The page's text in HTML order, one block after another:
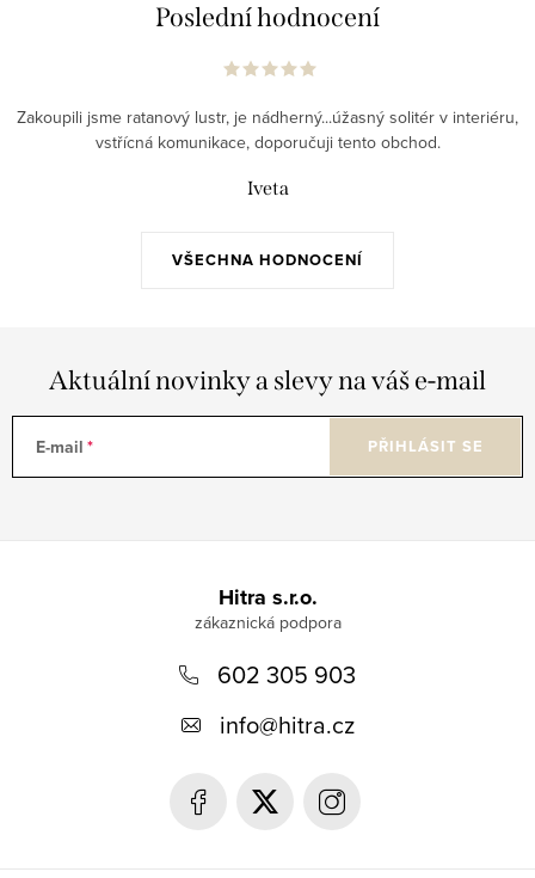
Poslední hodnocení
VŠECHNA HODNOCENÍ
Zakoupili jsme ratanový lustr, je nádherný...úžasný solitér v interiéru,
vstřícná komunikace, doporučuji tento obchod.
Iveta
Aktuální novinky a slevy na váš e-mail
E-mail PŘIHLÁSIT SE
Hitra s.r.o.
602 305 903
info@hitra.cz